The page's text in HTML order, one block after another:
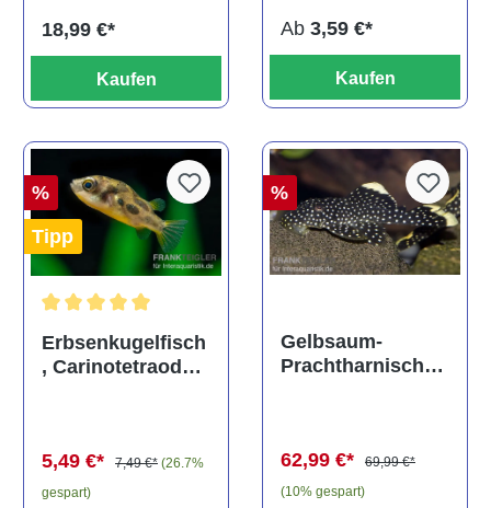
18,99 €*
Kaufen
Ab 3,59 €*
Kaufen
%
Tipp
Durchschnittliche Bewertung von 5 von 5 Sternen
Erbsenkugelfisch
, Carinotetraodon
5,49 €* 7,49 €* (26.7%
gespart)
%
Gelbsaum-
Prachtharnischw
62,99 €*
69,99 €*
(10% gespart)